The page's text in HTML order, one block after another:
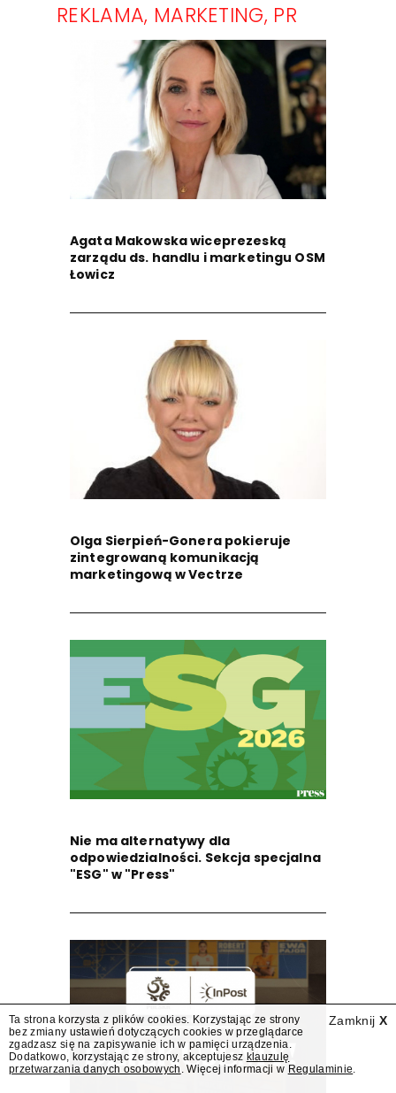
REKLAMA, MARKETING, PR
Agata Makowska wiceprezeską
zarządu ds. handlu i marketingu OSM
Łowicz
Olga Sierpień-Gonera pokieruje
zintegrowaną komunikacją
marketingową w Vectrze
Nie ma alternatywy dla
odpowiedzialności. Sekcja specjalna
"ESG" w "Press"
Zamknij X
Ta strona korzysta z plików cookies. Korzystając ze strony
bez zmiany ustawień dotyczących cookies w przeglądarce
zgadzasz się na zapisywanie ich w pamięci urządzenia.
Dodatkowo, korzystając ze strony, akceptujesz klauzulę
przetwarzania danych osobowych . Więcej informacji w Regulaminie.